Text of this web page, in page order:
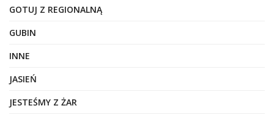
GOTUJ Z REGIONALNĄ
GUBIN
INNE
JASIEŃ
JESTEŚMY Z ŻAR